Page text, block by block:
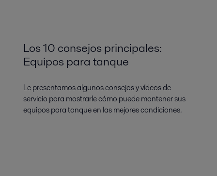
Los 10 consejos principales:
Equipos para tanque
Le presentamos algunos consejos y vídeos de
servicio para mostrarle cómo puede mantener sus
equipos para tanque en las mejores condiciones.